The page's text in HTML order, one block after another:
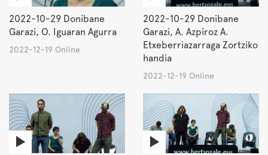
2022-10-29 Donibane
Garazi, O. Iguaran Agurra
2022-12-19 Online
2022-10-29 Donibane
Garazi, A. Azpiroz A.
Etxeberriazarraga Zortziko
handia
2022-12-19 Online